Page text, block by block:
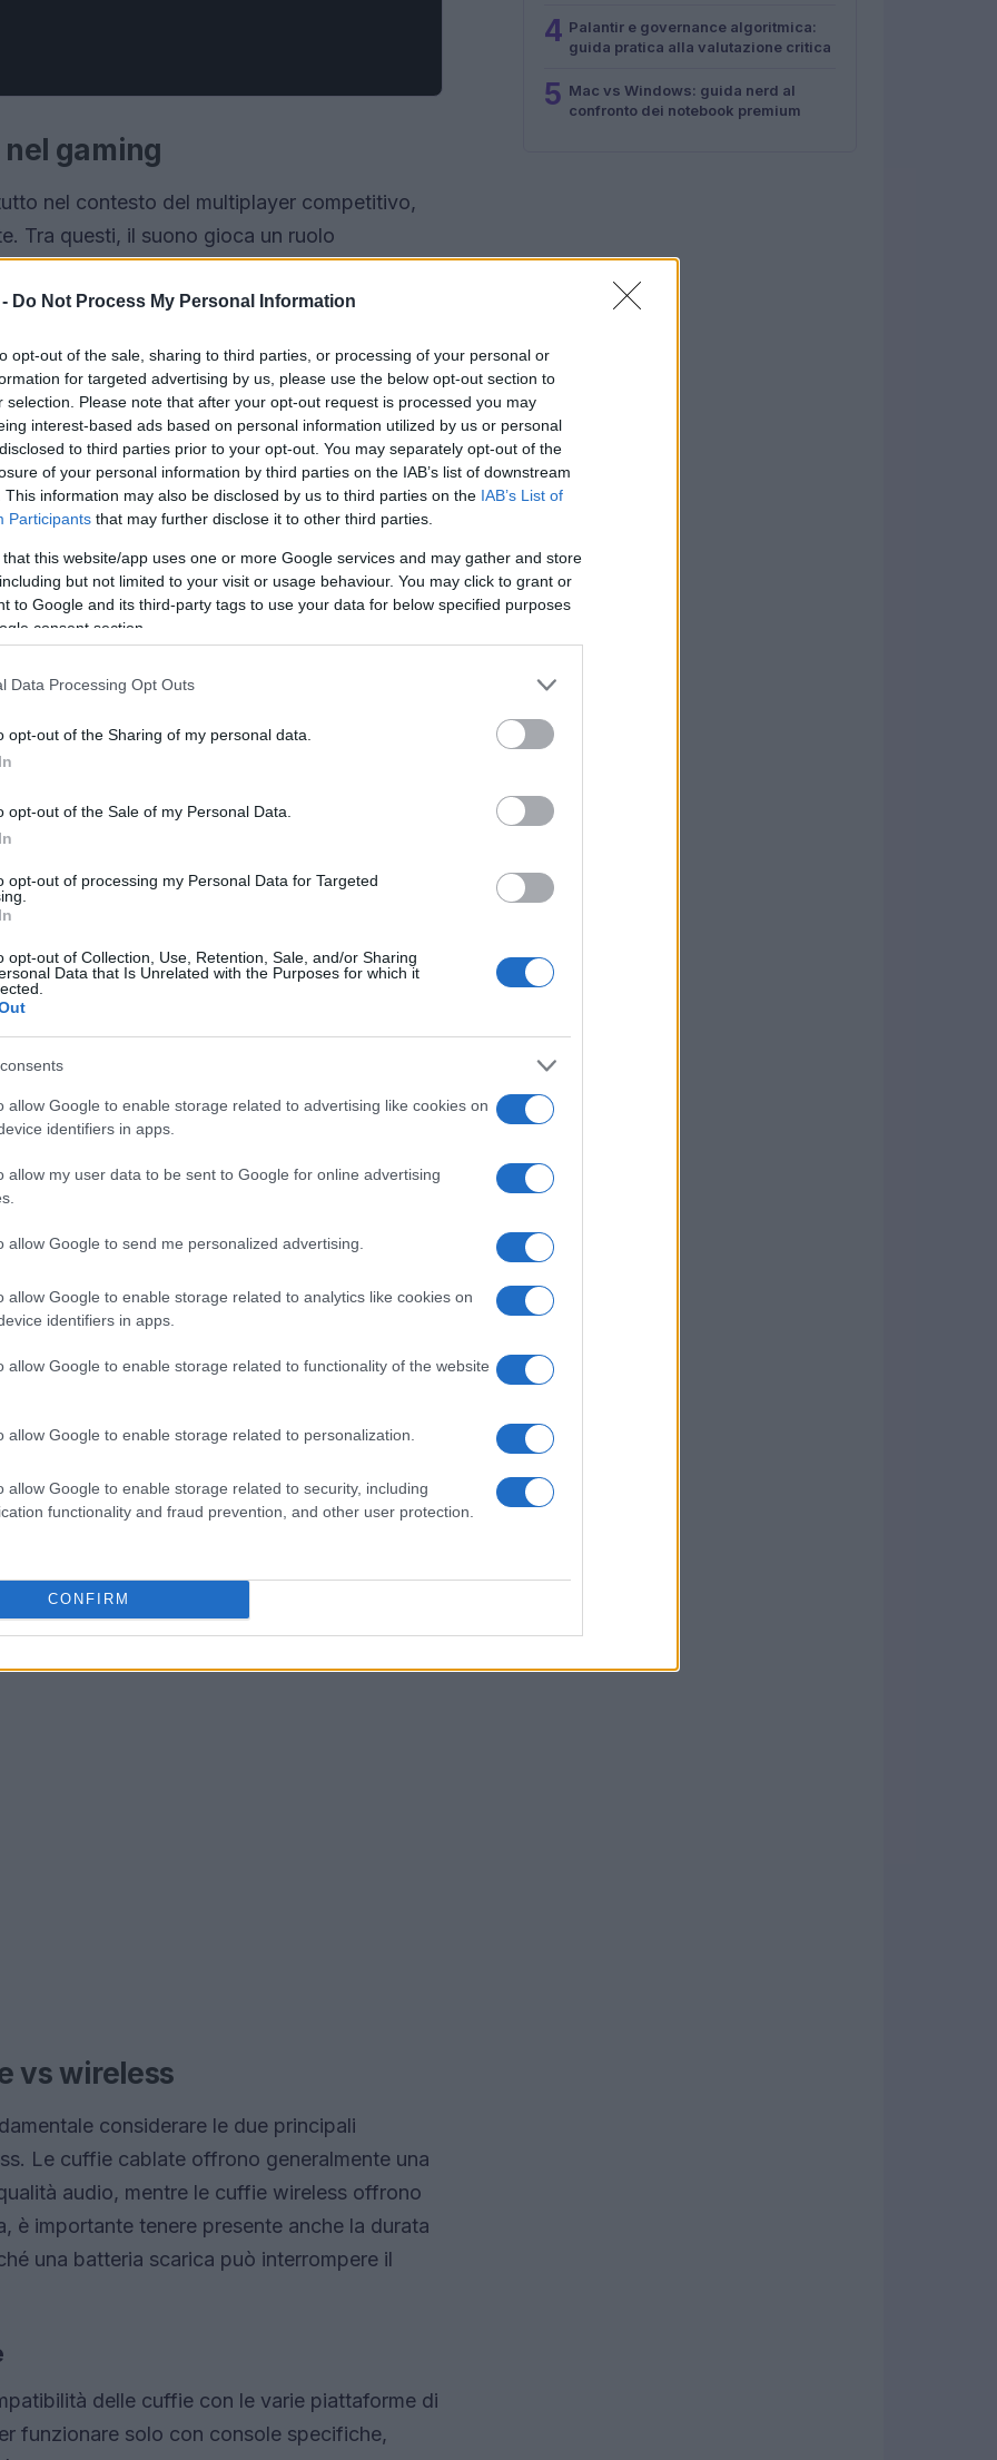
Do Not Process My Personal Information
opt-out of the sale, sharing to third parties, or processing of your personal or
for targeted advertising by us, please use the below opt-out section to
selection. Please note that after your opt-out request is processed you may
interest-based ads based on personal information utilized by us or personal
to third parties prior to your opt-out. You may separately opt-out of the
of your personal information by third parties on the IAB’s list of downstream
This information may also be disclosed by us to third parties on the IAB’s List of
Participants that may further disclose it to other third parties.
that this website/app uses one or more Google services and may gather and store
but not limited to your visit or usage behaviour. You may click to grant or
to Google and its third-party tags to use your data for below specified purposes
consent section.
Data Processing Opt Outs
opt-out of the Sharing of my personal data.
opt-out of the Sale of my Personal Data.
opt-out of processing my Personal Data for Targeted
opt-out of Collection, Use, Retention, Sale, and/or Sharing
Data that Is Unrelated with the Purposes for which it
allow Google to enable storage related to advertising like cookies on
identifiers in apps.
allow my user data to be sent to Google for online advertising
allow Google to send me personalized advertising.
allow Google to enable storage related to analytics like cookies on
identifiers in apps.
allow Google to enable storage related to functionality of the website
allow Google to enable storage related to personalization.
allow Google to enable storage related to security, including
functionality and fraud prevention, and other user protection.
CONFIRM
nel gaming
nel contesto del multiplayer competitivo,
Tra questi, il suono gioca un ruolo
di localizzare i nemici e reagire di
i passi degli avversari o gli avvisi sonori,
sconfitta. Pertanto, la scelta delle cuffie
optare per modelli che offrano
e un microfono che permetta
giuste
sul mercato, scegliere le cuffie gaming
obiettivo è fornire una guida chiara per
Iniziamo analizzando diversi aspetti chiave:
e compatibilità con diverse
Le cuffie gaming moderne offrono
che consente di percepire i suoni
notevolmente l’esperienza di gioco.
sono dotate di cancellazione del rumore, che
completamente sul gioco.
per le lunghe sessioni di gioco. Scegli
un archetto regolabile per garantire una
è altrettanto importante; le cuffie con
possono fare la differenza nel comfort
vs wireless
considerare le due principali
Le cuffie cablate offrono generalmente una
audio, mentre le cuffie wireless offrono
è importante tenere presente anche la durata
una batteria scarica può interrompere il
delle cuffie con le varie piattaforme di
funzionare solo con console specifiche,
4 Palantir e governance algoritmica:
guida pratica alla valutazione critica
5 Mac vs Windows: guida nerd al
confronto dei notebook premium